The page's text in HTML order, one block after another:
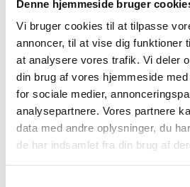
Denne hjemmeside bruger
Vi bruger cookies til at tilpasse
annoncer, til at vise dig funktioner
at analysere vores trafik. Vi deler
din brug af vores hjemmeside
for sociale medier,
analysepartnere. Vores partnere
data med andre oplysninger, du
de har indsamlet fra din brug af